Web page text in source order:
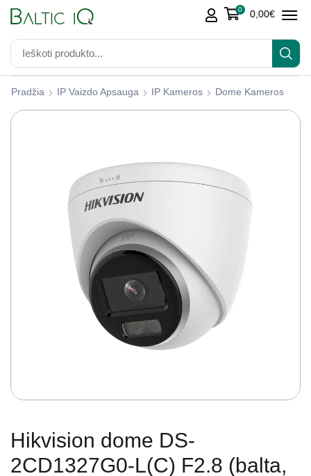
0 0,00€
Pradžia IP Vaizdo Apsauga IP Kameros Dome Kameros
Hikvision dome DS-
2CD1327G0-L(C) F2.8 (balta,